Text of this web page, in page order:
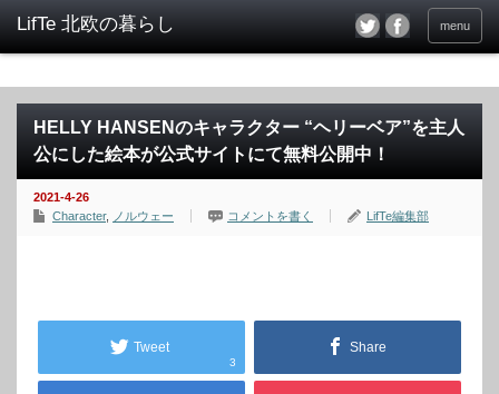
menu
HELLY HANSENのキャラクター “ヘリーベア”を主人
公にした絵本が公式サイトにて無料公開中！
2021-4-26
Character, ノルウェー コメントを書く LifTe編集部
Tweet
3
Share